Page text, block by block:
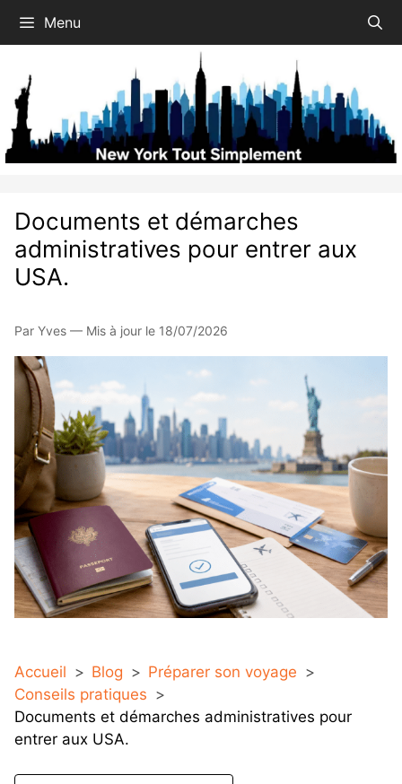
Menu
Documents et démarches
administratives pour entrer aux
USA.
Par Yves — Mis à jour le 18/07/2026
Accueil Blog
Préparer son voyage
Conseils pratiques
Documents et démarches administratives pour
entrer aux USA.